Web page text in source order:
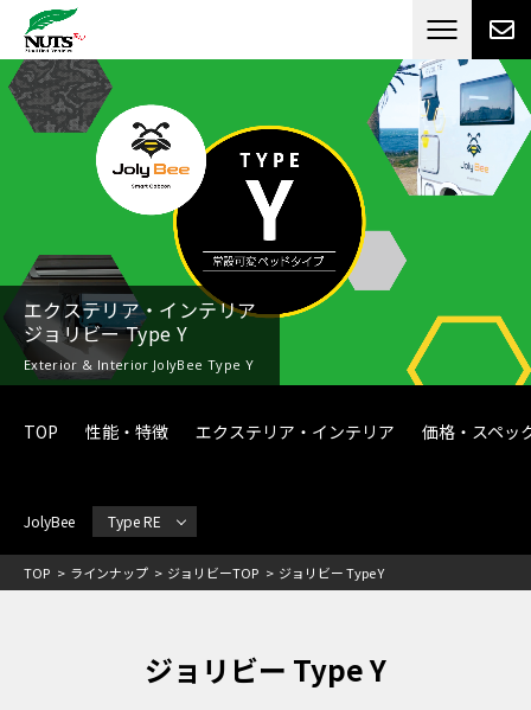
日本最大級のキャンピングカーメーカー
RV[テレビCM放送]
エクステリア・インテリア
ジョリビー Type Y
Exterior & Interior JolyBee Type Y
TOP 性能・特徴 エクステリア・インテリア 価格・スペッ
JolyBee Type RE
TOP ラインナップ ジョリビーTOP ジョリビー Type Y
ジョリビー Type Y